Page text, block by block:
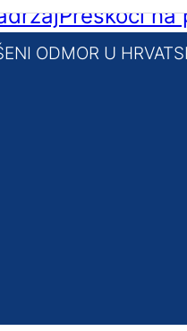
Preskoči na
ODMOR U